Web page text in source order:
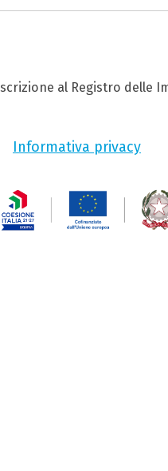
Iscrizione al Registro delle
Informativa privacy